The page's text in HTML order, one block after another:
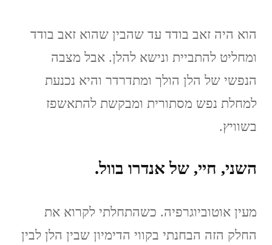
הוא היה זאב בודד עד שהבין שהוא זאב בודד
ומחליט להתביית ונישא להלן. אבל מצבה
הנפשי של הלן הולך ומתדרדר והיא נכנעת
למחלת נפש מסתורית ומבקשת להתאשפז
בשוויץ.
השני, חיי, של אנדרו בוול.
מעין אוטוביוגרפיה. כשהתחלתי לקרוא את
החלק הזה הבחנתי בקווי הדימיון שבין הלן לבין